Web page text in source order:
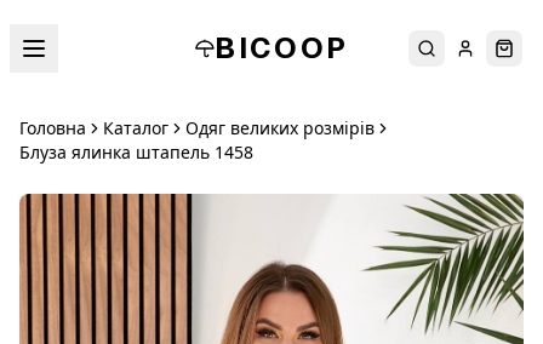
BICOOP ПошукУвійти
Головна Каталог
Одяг великих розмірів
Блуза ялинка штапель 1458